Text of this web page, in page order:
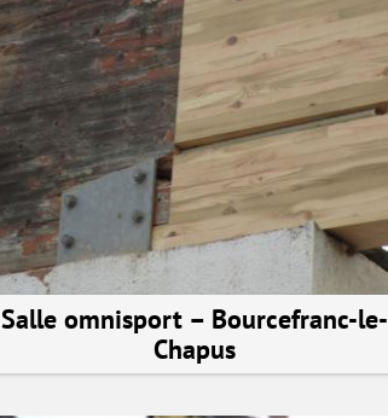
Salle omnisport – Bourcefranc-le-
Chapus